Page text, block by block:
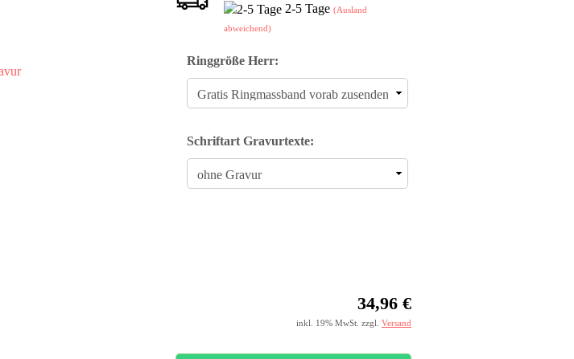
2-5 Tage (Ausland
abweichend)
Ringgröße Herr:
Schriftart Gravurtexte:
34,96 €
inkl. 19% MwSt. zzgl. Versand